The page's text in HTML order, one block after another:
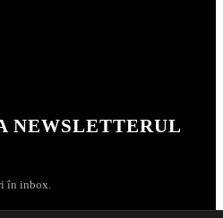
NEWSLETTERUL
în inbox.